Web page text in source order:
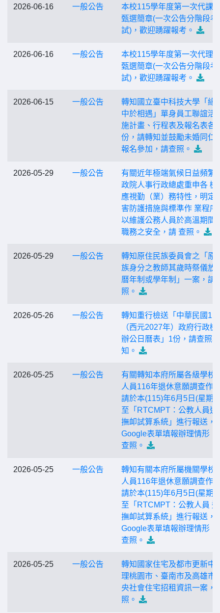
2026-06-16 一般公告
本校115學年度第一次代課
甄選簡章(一次公告分階段考
試)，歡迎踴躍報考。
2026-06-16 一般公告
本校115學年度第一次代理
甄選簡章(一次公告分階段考
試)，歡迎踴躍報考。
2026-06-15 一般公告
轉知國立臺中科技大學「緣
中於相遇」單身員工聯誼活
施計畫、行程表及報名表各1
份，請轉知並鼓勵未婚同仁
報名參加，請查照。
2026-05-29 一般公告
有關近年極端氣候日益頻繁
政院人事行政總處重申各 機
應視勤（業）務特性，明定
害防護措施與標準作 業程序
以維護公務人員於高溫期間
職務之安全，請 查照。
2026-05-29 一般公告
轉知原住民族委員會之「原
族身分之教師其歲時祭儀放
曆年制或學年制」一案，請
照。
2026-05-26 一般公告
轉知重行檢送「中華民國
（西元2027年）政府行政機
辦公日曆表」1份，請查照轉
知。
2026-05-25 一般公告
有關轉知本府所屬各級學校
人員116年退休意願調查作
請於本(115)年6月5日(星期
至「RTCMPT：公教人員退
撫卹試算系統」進行報送，
Google表單填報辦理情形，
查照。
2026-05-25 一般公告
轉知有關本府所屬機關學校
人員116年退休意願調查作
請於本(115)年6月5日(星期
至「RTCMPT：公教人員
撫卹試算系統」進行報送，
Google表單填報辦理情形，
查照。
2026-05-25 一般公告
轉知國家住宅及都市更新中
理桃園市、臺南市及高雄市
央社會住宅招租資訊一案，
照。